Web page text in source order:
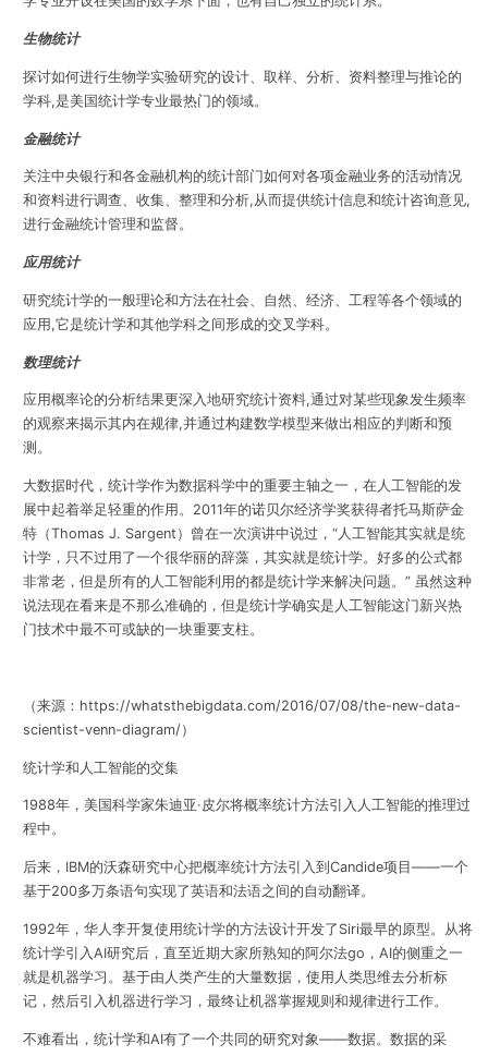
生物统计
探讨如何进行生物学实验研究的设计、取样、分析、资料整理与推论的
学科,是美国统计学专业最热门的领域。
金融统计
关注中央银行和各金融机构的统计部门如何对各项金融业务的活动情况
和资料进行调查、收集、整理和分析,从而提供统计信息和统计咨询意见,
进行金融统计管理和监督。
应用统计
研究统计学的一般理论和方法在社会、自然、经济、工程等各个领域的
应用,它是统计学和其他学科之间形成的交叉学科。
数理统计
应用概率论的分析结果更深入地研究统计资料,通过对某些现象发生频率
的观察来揭示其内在规律,并通过构建数学模型来做出相应的判断和预
测。
大数据时代，统计学作为数据科学中的重要主轴之一，在人工智能的发
展中起着举足轻重的作用。2011年的诺贝尔经济学奖获得者托马斯萨金
特（Thomas J. Sargent）曾在一次演讲中说过，“人工智能其实就是统
计学，只不过用了一个很华丽的辞藻，其实就是统计学。好多的公式都
非常老，但是所有的人工智能利用的都是统计学来解决问题。” 虽然这种
说法现在看来是不那么准确的，但是统计学确实是人工智能这门新兴热
门技术中最不可或缺的一块重要支柱。
（来源： https://whatsthebigdata.com/2016/07/08/the-new-data-
scientist-venn-diagram/ ）
统计学和人工智能的交集
1988年，美国科学家朱迪亚·皮尔将概率统计方法引入人工智能的推理过
程中。
后来，IBM的沃森研究中心把概率统计方法引入到Candide项目——一个
基于200多万条语句实现了英语和法语之间的自动翻译。
1992年，华人李开复使用统计学的方法设计开发了Siri最早的原型。从将
统计学引入AI研究后，直至近期大家所熟知的阿尔法go，AI的侧重之一
就是机器学习。基于由人类产生的大量数据，使用人类思维去分析标
记，然后引入机器进行学习，最终让机器掌握规则和规律进行工作。
不难看出，统计学和AI有了一个共同的研究对象——数据。 数据的采